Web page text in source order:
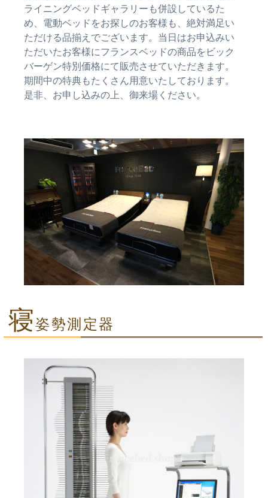
ライニングベッドギャラリーも併設しているた
め、電動ベッドをお探しのお客様も、絶対満足い
ただける品揃えでございます。当日はお申込みい
ただいたお客様にフランスベッドの商品をビック
バーゲン特別価格にて販売させていただきます。
期間中の特典もたくさん用意いたしております。
是非、お申し込みの上、御来場ください。
寝姿勢測定器